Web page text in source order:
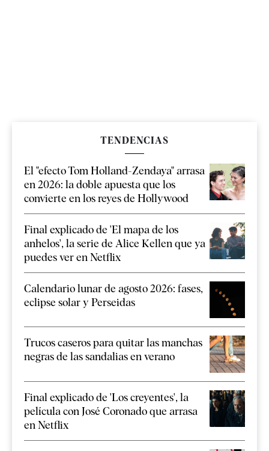
TENDENCIAS
El "efecto Tom Holland-Zendaya" arrasa
en 2026: la doble apuesta que los
convierte en los reyes de Hollywood
Final explicado de 'El mapa de los
anhelos', la serie de Alice Kellen que ya
puedes ver en Netflix
Calendario lunar de agosto 2026: fases,
eclipse solar y Perseidas
Trucos caseros para quitar las manchas
negras de las sandalias en verano
Final explicado de 'Los creyentes', la
película con José Coronado que arrasa
en Netflix